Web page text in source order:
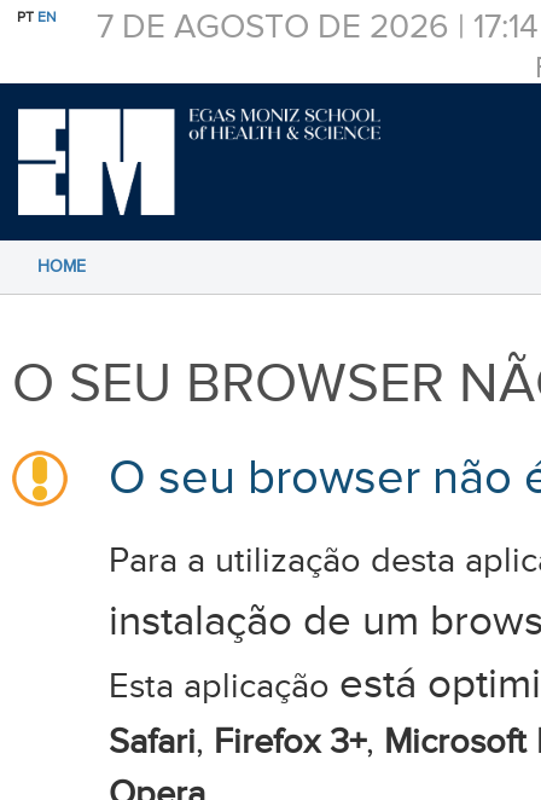
PT EN 7 DE AGOSTO DE 2026 | 17:14
HOME
O SEU BROWSER
O seu browser não
Para a utilização desta
instalação de um
Esta aplicação está
Safari, Firefox 3+, Microsoft